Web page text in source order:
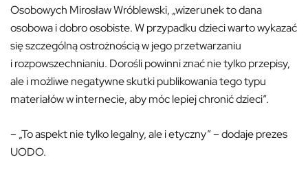
Osobowych Mirosław Wróblewski, „wizerunek to dana
osobowa i dobro osobiste. W przypadku dzieci warto wykazać
się szczególną ostrożnością w jego przetwarzaniu
i rozpowszechnianiu. Dorośli powinni znać nie tylko przepisy,
ale i możliwe negatywne skutki publikowania tego typu
materiałów w internecie, aby móc lepiej chronić dzieci”.
– „To aspekt nie tylko legalny, ale i etyczny” – dodaje prezes
UODO.